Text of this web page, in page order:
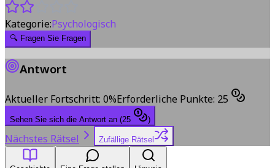
Kategorie:Psychologisch
🔍 Fragen Sie Fragen
Antwort
Aktueller Fortschritt: 0%Erforderliche Punkte: 25
Sehen Sie sich die Antwort an (25 )
Nächstes Rätsel Zufällige Rätsel